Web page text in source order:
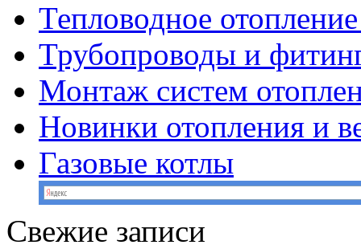
Тепловодное
Трубопроводы и
Монтаж систем
Новинки отопления и
Газовые котлы
Свежие записи